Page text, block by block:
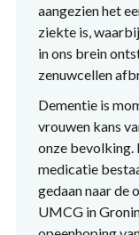
aangezien het
ziekte is,
in ons brein
zenuwcellen
Dementie is
vrouwen kans
onze bevolking.
medicatie
gedaan naar de
UMCG in